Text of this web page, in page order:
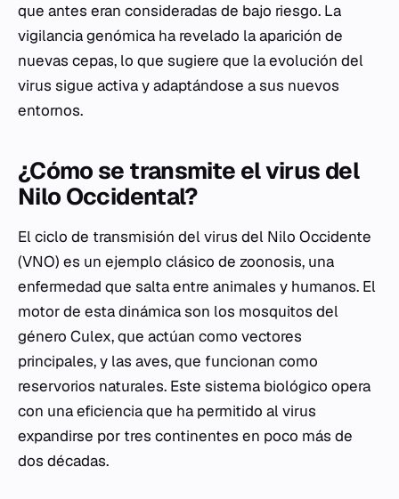
que antes eran consideradas de bajo riesgo. La
vigilancia genómica ha revelado la aparición de
nuevas cepas, lo que sugiere que la evolución del
virus sigue activa y adaptándose a sus nuevos
entornos.
¿Cómo se transmite el virus del
Nilo Occidental?
El ciclo de transmisión del virus del Nilo Occidente
(VNO) es un ejemplo clásico de zoonosis, una
enfermedad que salta entre animales y humanos. El
motor de esta dinámica son los mosquitos del
género Culex, que actúan como vectores
principales, y las aves, que funcionan como
reservorios naturales. Este sistema biológico opera
con una eficiencia que ha permitido al virus
expandirse por tres continentes en poco más de
dos décadas.